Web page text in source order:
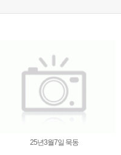
25년3월7일 묵동